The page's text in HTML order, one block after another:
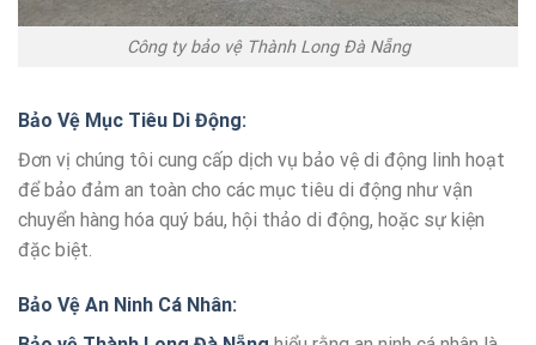
Công ty bảo vệ Thành Long Đà Nẵng
Bảo Vệ Mục Tiêu Di Động:
Đơn vị chúng tôi cung cấp dịch vụ bảo vệ di động linh hoạt
để bảo đảm an toàn cho các mục tiêu di động như vận
chuyển hàng hóa quý báu, hội thảo di động, hoặc sự kiện
đặc biệt.
Bảo Vệ An Ninh Cá Nhân: